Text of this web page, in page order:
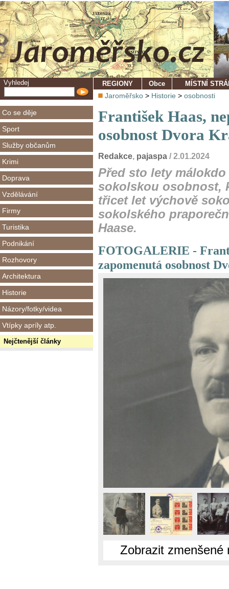
Vyhledej
Co se děje
Sport
Služby občanům
Krimi
Doprava
Vzdělávání
Firmy
Turistika
Podnikání
Rozhovory
Architektura
Historie
Názory/fotky/videa
Vtípky apríly atp.
Nejčtenější články
REGIONY Obce MÍSTNÍ
Jaroměřsko > Historie > osobnosti
František Haas,
osobnost Dvora
Redakce, pajaspa / 2.01.2024
Před sto lety
sokolskou osobnost,
třicet let výchově
sokolského
Haase.
FOTOGALERIE -
zapomenutá osobnost
Zobrazit zmenšené